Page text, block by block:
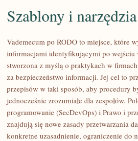
SZABLONY
NARZĘDZIA
Szablony i narzędzia
Vademecum po RODO to miejsce, które
informacjami identyfikującymi po wejściu
stworzona z myślą o praktykach w
za bezpieczeństwo informacji. Jej cel to
przepisów w taki sposób, aby procedury
jednocześnie zrozumiałe dla zespołów.
programowanie (SecDevOps) i Prawo i
znajdują się nowe zasady przetwarzania
konkretne uzasadnienie, ograniczenie do